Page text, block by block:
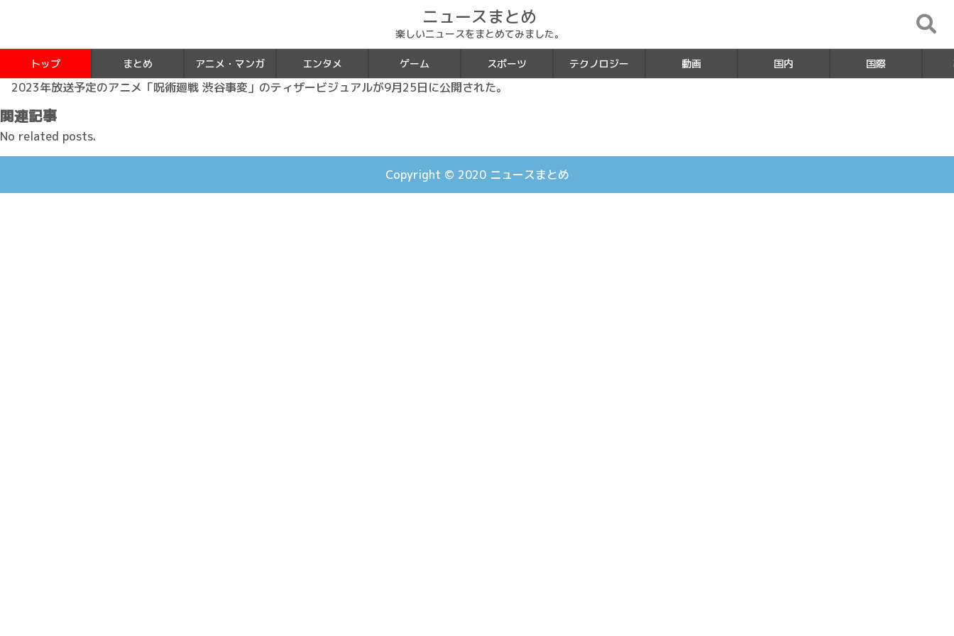
ニュースまとめ
楽しいニュースをまとめてみました。
トップ まとめ アニメ・マンガ エンタメ ゲーム スポーツ テクノロジー 動画 国内 国際
2023年放送予定のアニメ「呪術廻戦 渋谷事変」のティザービジュアルが9月25日に公開された。
関連記事
No related posts.
Copyright © 2020 ニュースまとめ